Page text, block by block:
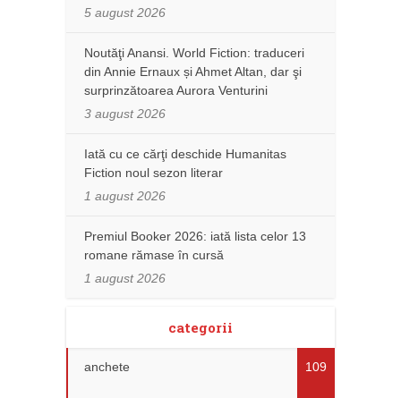
5 august 2026
Noutăţi Anansi. World Fiction: traduceri
din Annie Ernaux și Ahmet Altan, dar şi
surprinzătoarea Aurora Venturini
3 august 2026
Iată cu ce cărţi deschide Humanitas
Fiction noul sezon literar
1 august 2026
Premiul Booker 2026: iată lista celor 13
romane rămase în cursă
1 august 2026
categorii
anchete 109